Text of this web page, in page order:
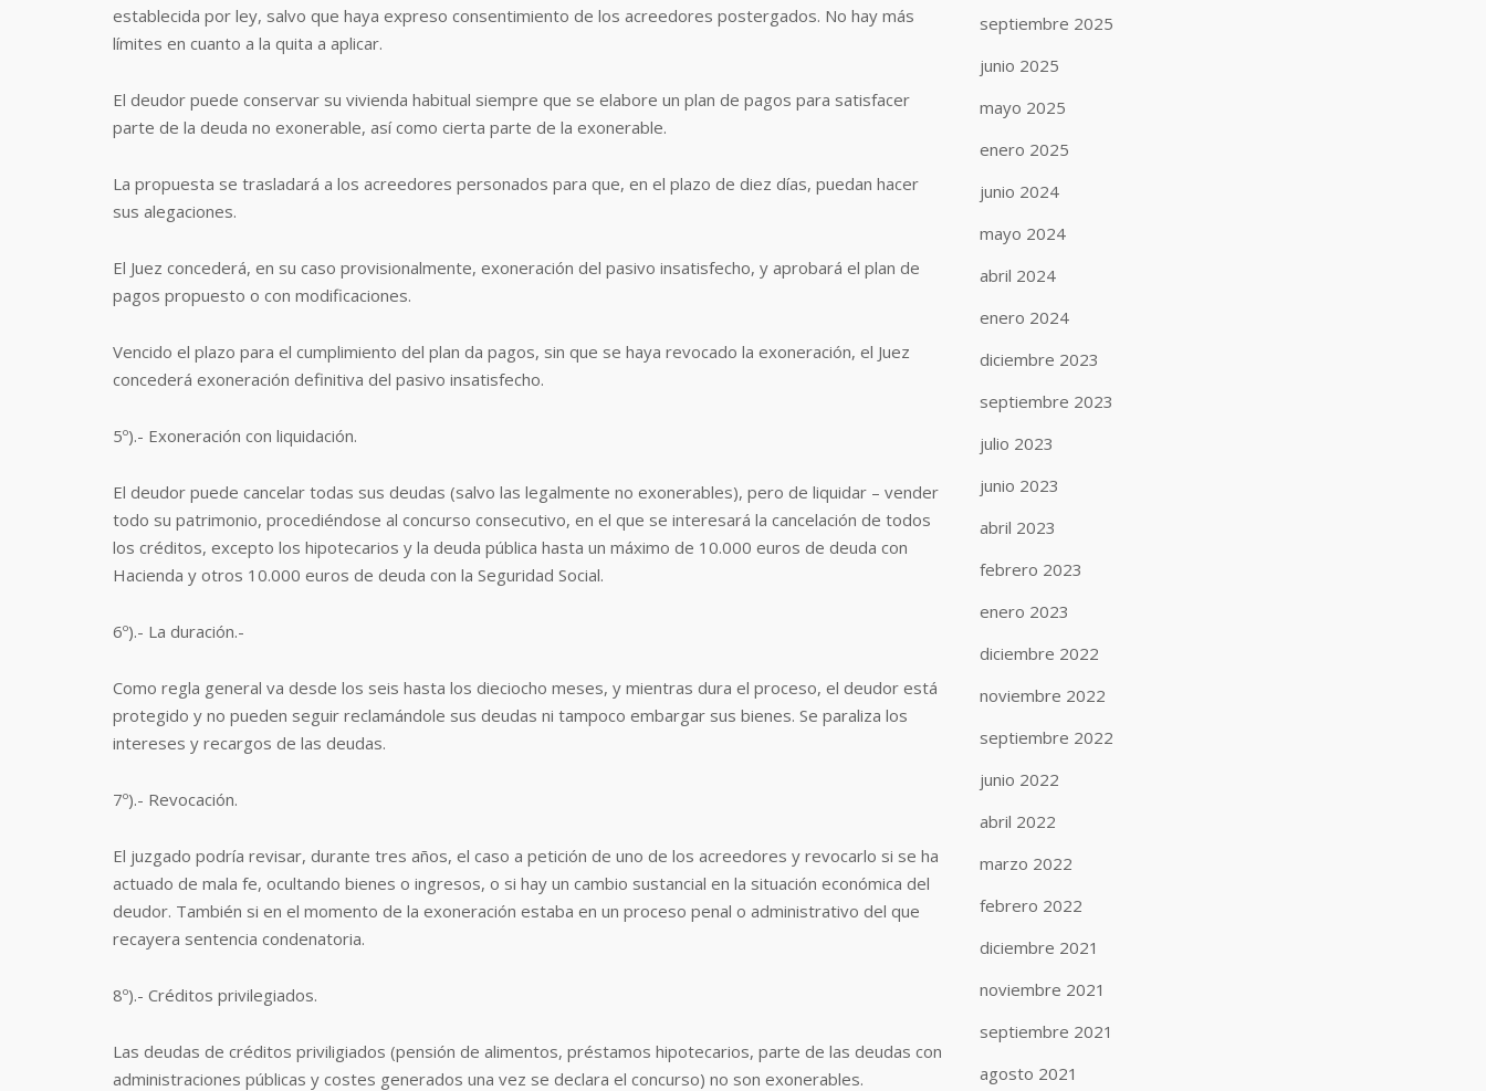
establecida por ley, salvo que haya expreso consentimiento de los acreedores postergados. No hay más
límites en cuanto a la quita a aplicar.
El deudor puede conservar su vivienda habitual siempre que se elabore un plan de pagos para satisfacer
parte de la deuda no exonerable, así como cierta parte de la exonerable.
La propuesta se trasladará a los acreedores personados para que, en el plazo de diez días, puedan hacer
sus alegaciones.
El Juez concederá, en su caso provisionalmente, exoneración del pasivo insatisfecho, y aprobará el plan de
pagos propuesto o con modificaciones.
Vencido el plazo para el cumplimiento del plan da pagos, sin que se haya revocado la exoneración, el Juez
concederá exoneración definitiva del pasivo insatisfecho.
5º).- Exoneración con liquidación.
El deudor puede cancelar todas sus deudas (salvo las legalmente no exonerables), pero de liquidar – vender
todo su patrimonio, procediéndose al concurso consecutivo, en el que se interesará la cancelación de todos
los créditos, excepto los hipotecarios y la deuda pública hasta un máximo de 10.000 euros de deuda con
Hacienda y otros 10.000 euros de deuda con la Seguridad Social.
6º).- La duración.-
Como regla general va desde los seis hasta los dieciocho meses, y mientras dura el proceso, el deudor está
protegido y no pueden seguir reclamándole sus deudas ni tampoco embargar sus bienes. Se paraliza los
intereses y recargos de las deudas.
7º).- Revocación.
El juzgado podría revisar, durante tres años, el caso a petición de uno de los acreedores y revocarlo si se ha
actuado de mala fe, ocultando bienes o ingresos, o si hay un cambio sustancial en la situación económica del
deudor. También si en el momento de la exoneración estaba en un proceso penal o administrativo del que
recayera sentencia condenatoria.
8º).- Créditos privilegiados.
Las deudas de créditos priviligiados (pensión de alimentos, préstamos hipotecarios, parte de las deudas con
administraciones públicas y costes generados una vez se declara el concurso) no son exonerables.
septiembre 2025
junio 2025
mayo 2025
enero 2025
junio 2024
mayo 2024
abril 2024
enero 2024
diciembre 2023
septiembre 2023
julio 2023
junio 2023
abril 2023
febrero 2023
enero 2023
diciembre 2022
noviembre 2022
septiembre 2022
junio 2022
abril 2022
marzo 2022
febrero 2022
diciembre 2021
noviembre 2021
septiembre 2021
agosto 2021